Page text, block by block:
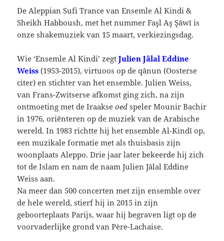
De Aleppian Sufi Trance van Ensemle Al Kindi &
Sheikh Habboush, met het nummer Faşl Aş Şāwī is
onze shakemuziek van 15 maart, verkiezingsdag.
Wie ‘Ensemle Al Kindi’ zegtJulien Jâlal Eddine
Weiss (1953-2015), virtuoos op de qânun (Oosterse
citer) en stichter van het ensemble. Julien Weiss,
van Frans-Zwitserse afkomst ging zich, na zijn
ontmoeting met de Iraakseoedspeler Mounir Bachir
in 1976, oriënteren op de muziek van de Arabische
wereld. In 1983 richtte hij het ensemble Al-Kindî op,
een muzikale formatie met als thuisbasis zijn
woonplaats Aleppo. Drie jaar later bekeerde hij zich
tot de Islam en nam de naam Julien Jâlal Eddine
Weiss aan.
Na meer dan 500 concerten met zijn ensemble over
de hele wereld, stierf hij in 2015 in zijn
geboorteplaats Parijs, waar hij begraven ligt op de
voorvaderlijke grond van Père-Lachaise.